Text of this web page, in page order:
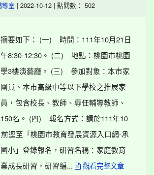
導室 | 2022-10-12 | 點閱數： 502
要如下： (一) 時間：111年10月21日
午8:30-12:30。 (二) 地點：桃園市桃園
3樓演藝廳。 (三) 參加對象：本市家
員、本市高級中等以下學校之推展家
，包含校長、教師、專任輔導教師、
名。 (四) 報名方式：請於111年10
逕至「桃園市教育發展資源入口網-承
小」登錄報名，研習名稱：家庭教育
成長研習，研習編...
觀看完整文章